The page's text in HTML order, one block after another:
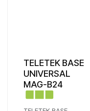
TELETEK BASE
UNIVERSAL
MAG-B24